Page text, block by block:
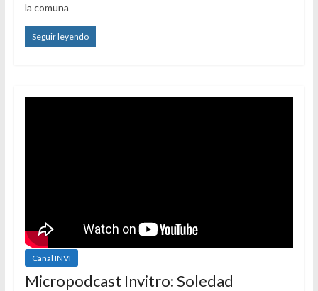
la comuna
Seguir leyendo
Canal INVI
Micropodcast Invitro: Soledad